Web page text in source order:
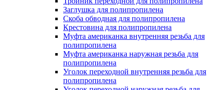
Заглушка для полипропилена
Скоба обводная для полипропилена
Крестовина для полипропилена
Муфта американка внутренняя резьба для
полипропилена
Муфта американка наружная резьба для
полипропилена
Уголок переходной внутренняя резьба для
полипропилена